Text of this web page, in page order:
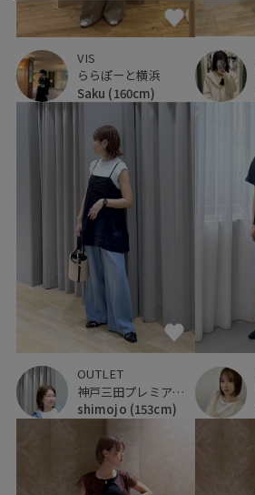
VIS
ららぽーと横浜
Saku (160cm)
OUTLET
神戸三田プレミアム・アウトレット
shimojo (153cm)